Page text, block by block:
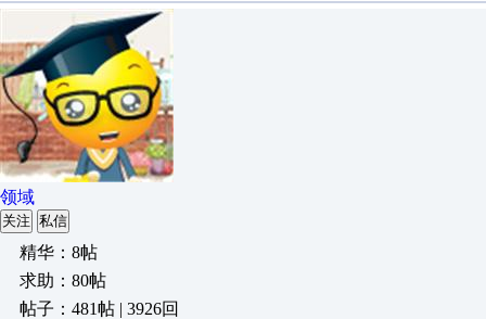
领域
关注 私信
精华：8帖
求助：80帖
帖子：481帖 | 3926回